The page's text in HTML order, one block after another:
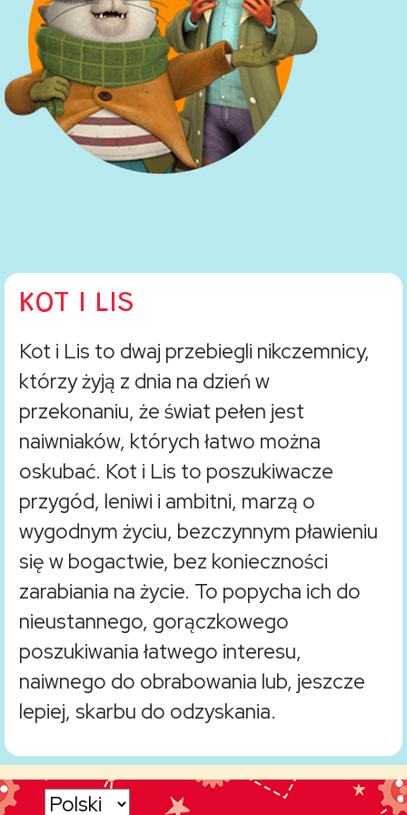
KOT I LIS
Kot i Lis to dwaj przebiegli nikczemnicy,
którzy żyją z dnia na dzień w
przekonaniu, że świat pełen jest
naiwniaków, których łatwo można
oskubać. Kot i Lis to poszukiwacze
przygód, leniwi i ambitni, marzą o
wygodnym życiu, bezczynnym pławieniu
się w bogactwie, bez konieczności
zarabiania na życie. To popycha ich do
nieustannego, gorączkowego
poszukiwania łatwego interesu,
naiwnego do obrabowania lub, jeszcze
lepiej, skarbu do odzyskania.